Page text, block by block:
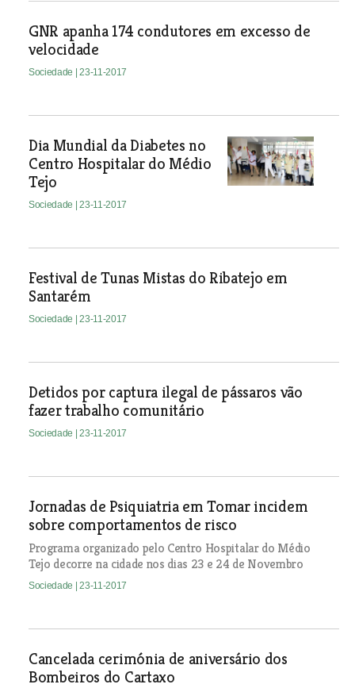
GNR apanha 174 condutores em excesso de
velocidade
Sociedade | 23-11-2017
Dia Mundial da Diabetes no
Centro Hospitalar do Médio
Tejo
Sociedade | 23-11-2017
Festival de Tunas Mistas do Ribatejo em
Santarém
Sociedade | 23-11-2017
Detidos por captura ilegal de pássaros vão
fazer trabalho comunitário
Sociedade | 23-11-2017
Jornadas de Psiquiatria em Tomar incidem
sobre comportamentos de risco
Programa organizado pelo Centro Hospitalar do Médio
Tejo decorre na cidade nos dias 23 e 24 de Novembro
Sociedade | 23-11-2017
Cancelada cerimónia de aniversário dos
Bombeiros do Cartaxo